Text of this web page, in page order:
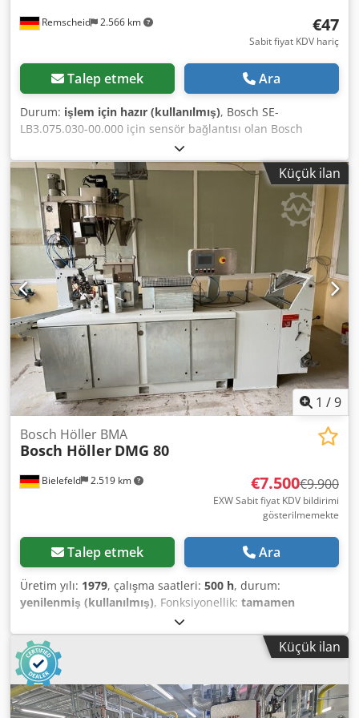
haliyle satılmaktadır.
Remscheid 2.566 km €47
Sabit fiyat KDV hariç
Talep etmek Ara
Durum: işlem için hazır (kullanılmış), Bosch SE-
LB3.075.030-00.000 için sensör bağlantısı olan Bosch
adaptör plakası / döner sensör ERN 221.2133-1000 motor,
kullanılmış, iyi durumda, %100 işlevsel, teslimat kapsamı
fotoğraflarda görülenlerdir. Dodpfx Aszr Dc Djf TjkrKüçük ilan
1 /9
Bielefeld 2.519 km
Bosch Höller BMA
Bosch Höller DMG 80
€7.500€9.900
EXW Sabit fiyat KDV bildirimi
gösterilmemekte
Talep etmek Ara
Üretim yılı: 1979, çalışma saatleri: 500 h, durum:
yenilenmiş (kullanılmış), Fonksiyonellik: tamamen
, makine/araç numarası:
dayanıklı Höller Bosch BMA dörtgen sızdırmazlık makinesi.
Kapasite: 10-40 poşet. 2022 yılında tam refit yapıldı,
komple yeni elektronik ve servo sistemine geçiş dahil
edildi. Vidalı dozaj ünitesi dahildir. Djdpfx Afoizag Tj Tskr
Küçük ilan